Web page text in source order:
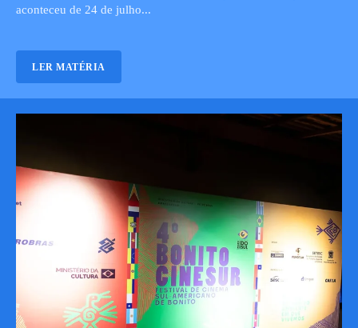
aconteceu de 24 de julho...
LER MATÉRIA